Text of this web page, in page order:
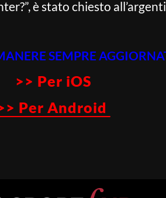
è stato chiesto
SEMPRE
>> Per iOS
Per Android